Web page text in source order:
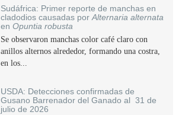
Sudáfrica: Primer reporte de manchas en
cladodios causadas porAlternaria alternata
en Opuntia robusta
Se observaron manchas color café claro con
anillos alternos alrededor, formando una costra,
en los...
USDA: Detecciones confirmadas de
Gusano Barrenador del Ganado al 31 de
julio de 2026